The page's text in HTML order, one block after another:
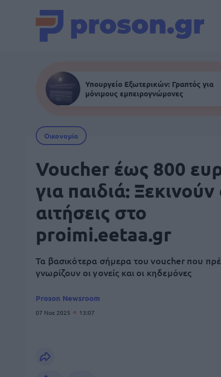
Υπουργείο Εξωτερικών: Γραπτός για
μόνιμους εμπειρογνώμονες
Οικονομία
Voucher έως 800
για παιδιά: Ξεκινούν
αιτήσεις στο
proimi.eetaa.gr
Τα βασικότερα σήμερα του voucher που
γνωρίζουν οι γονείς και οι κηδεμόνες
Proson Newsroom
07 Νοε 2025 13:07